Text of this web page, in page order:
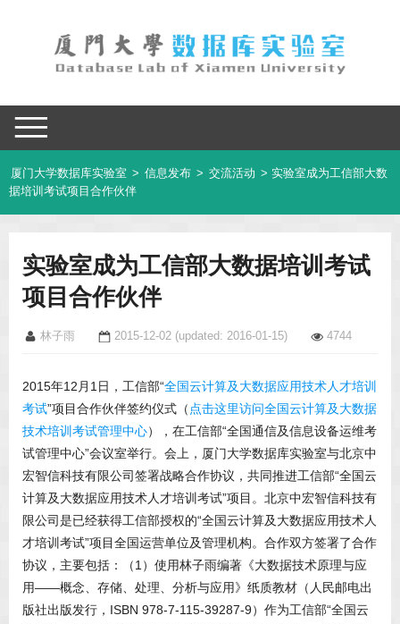
厦门大学数据库实验室 > 信息发布 > 交流活动 > 实验室成为工信部大数
据培训考试项目合作伙伴
实验室成为工信部大数据培训考试
项目合作伙伴
林子雨 2015-12-02 (updated: 2016-01-15) 4744
2015年12月1日，工信部“全国云计算及大数据应用技术人才培训
考试”项目合作伙伴签约仪式（ 点击这里访问全国云计算及大数据
技术培训考试管理中心），在工信部“全国通信及信息设备运维考
试管理中心”会议室举行。会上，厦门大学数据库实验室与北京中
宏智信科技有限公司签署战略合作协议，共同推进工信部“全国云
计算及大数据应用技术人才培训考试”项目。北京中宏智信科技有
限公司是已经获得工信部授权的“全国云计算及大数据应用技术人
才培训考试”项目全国运营单位及管理机构。合作双方签署了合作
协议，主要包括：（1）使用林子雨编著《大数据技术原理与应
用——概念、存储、处理、分析与应用》纸质教材（人民邮电出
版社出版发行，ISBN 978-7-115-39287-9）作为工信部“全国云